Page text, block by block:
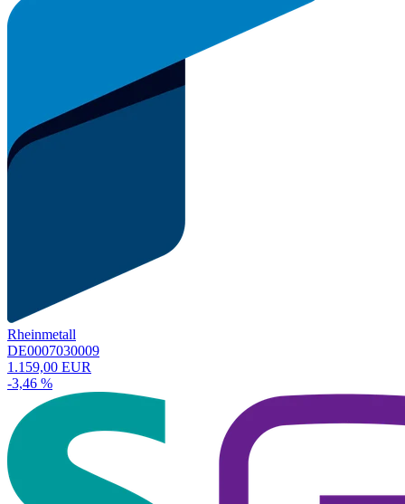
Rheinmetall
DE0007030009
1.159,00 EUR
-3,46 %